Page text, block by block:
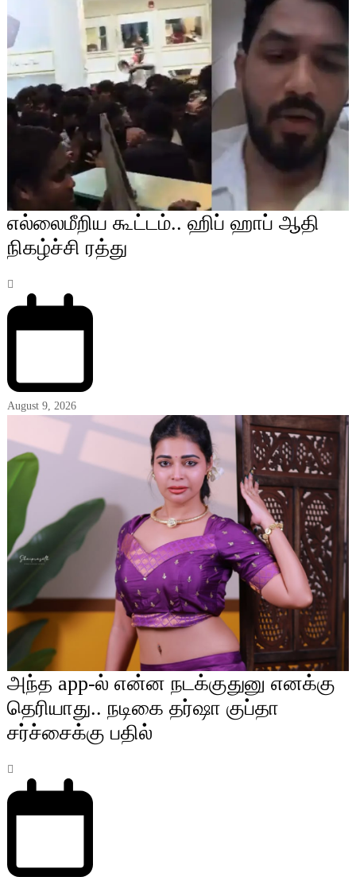
எல்லைமீறிய கூட்டம்.. ஹிப் ஹாப் ஆதி
நிகழ்ச்சி ரத்து
August 9, 2026
அந்த app-ல் என்ன நடக்குதுனு எனக்கு
தெரியாது.. நடிகை தர்ஷா குப்தா
சர்ச்சைக்கு பதில்